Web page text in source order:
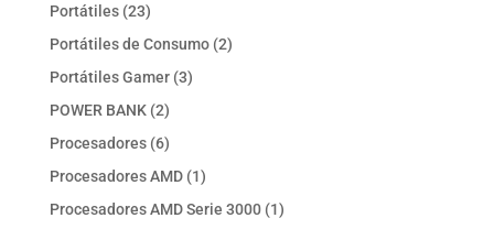
Portátiles 2323
productos
Portátiles de Consumo 22
Portátiles Gamer 33
POWER BANK 22
productos
Procesadores 66
productos
Procesadores AMD 11
producto
Procesadores AMD Serie 3000 11